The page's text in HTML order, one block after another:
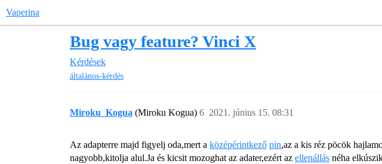
Vaperina
Bug vagy feature? Vinci X
Kérdések
általános-kérdés
Miroku_Kogua (Miroku Kogua) 2021. június 15. 08:31
6
Az adapterre majd figyelj oda,mert a középérintkező pin,az a kis réz pöcök
nagyobb,kitolja alul.Ja és kicsit mozoghat az adater,ezért az ellenállás néha